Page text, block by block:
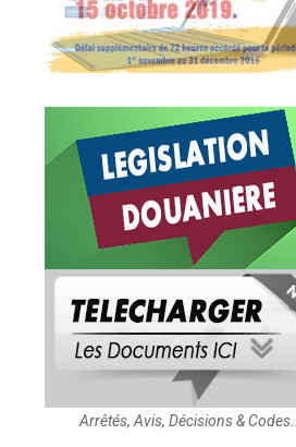
Arrêtés, Avis, Décisions & Codes...